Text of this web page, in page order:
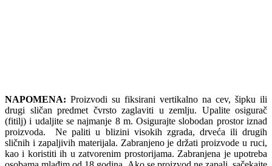
NAPOMENA: Proizvodi su fiksirani vertikalno na cev, šipku ili
drugi sličan predmet čvrsto zaglaviti u zemlju. Upalite osigurač
(fitilj) i udaljite se najmanje 8 m. Osigurajte slobodan prostor iznad
proizvoda. Ne paliti u blizini visokih zgrada, drveća ili drugih
sličnih i zapaljivih materijala. Zabranjeno je držati proizvode u ruci,
kao i koristiti ih u zatvorenim prostorijama. Zabranjena je upotreba